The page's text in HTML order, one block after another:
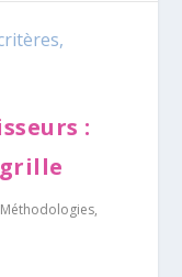
:
Méthodologies,